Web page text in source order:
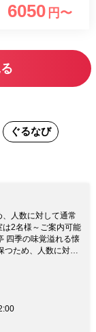
誕生日などにも
上のご予約
6050 円〜
ぐるなび
、人数に対して通常
は2名様～ご案内可能
四季の味覚溢れる懐
つため、人数に対し
個室は2名様～ご案
＝＝＝＝＝＝＝＝＝
ポン】 【GoToイー
＝＝＝＝＝＝＝＝
カイツリー・両